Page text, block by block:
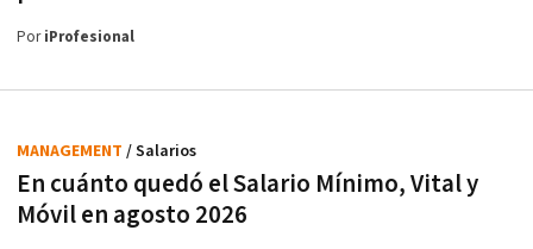
PoriProfesional
En cuánto quedó el Salario Mínimo, Vital y
Móvil en agosto 2026
MANAGEMENT / Salarios